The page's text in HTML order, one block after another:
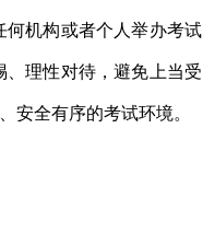
何机构或者个人举办考试
理性对待，避免上当受
安全有序的考试环境。